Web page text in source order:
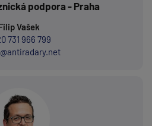
podpora - Praha
Vašek
731 966 799